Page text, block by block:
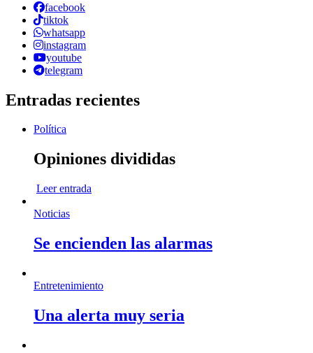
facebook
tiktok
whatsapp
instagram
youtube
telegram
Entradas recientes
Política
Opiniones divididas
Leer entrada
Noticias
Se encienden las alarmas
Entretenimiento
Una alerta muy seria